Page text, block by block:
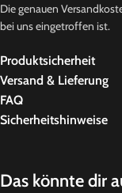
Die genauen
bei uns eingetroffen ist.
Produktsicherheit
Versand & Lieferung
FAQ
Sicherheitshinweise
Das könnte dir